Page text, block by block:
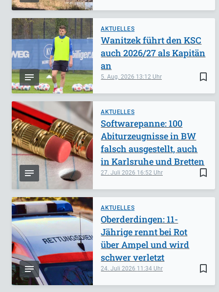
AKTUELLES
bookmark_border
5. Aug. 2026 13:12
Wanitzek führt den KSC
auch 2026/27 als Kapitän
an
AKTUELLES
bookmark_border
27. Juli 2026 16:52
Softwarepanne: 100
Abiturzeugnisse in BW
falsch ausgestellt, auch
in Karlsruhe und Bretten
AKTUELLES
bookmark_border
24. Juli 2026 11:34
Oberderdingen: 11-
Jährige rennt bei Rot
über Ampel und wird
schwer verletzt